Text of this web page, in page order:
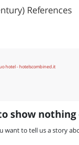
References
show
to tell us a story